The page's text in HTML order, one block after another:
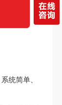
统简单、